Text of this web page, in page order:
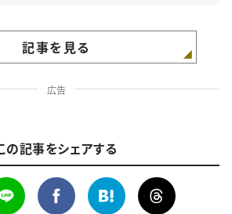
記事を見る
広告
の記事をシェアする